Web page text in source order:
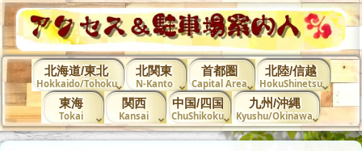
北海道/東北
Hokkaido/Tohoku
北関東
N-Kanto
首都圏
Capital Area
北陸/信越
HokuShinetsu
東海
Tokai
関西
Kansai
中国/四国
ChuShikoku
九州/沖縄
Kyushu/Okinawa